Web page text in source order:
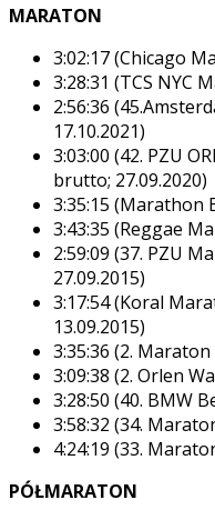
MARATON
3:02:17 (Chicago
3:28:31 (TCS NYC
2:56:36
17.10.2021)
3:03:00 (42. PZU
brutto; 27.09.2020)
3:35:15 (Marathon
3:43:35 (Reggae
2:59:09 (37. PZU
27.09.2015)
3:17:54 (Koral
13.09.2015)
3:35:36 (2.
3:09:38 (2. Orlen
3:28:50 (40. BMW
3:58:32 (34.
4:24:19 (33.
PÓŁMARATON